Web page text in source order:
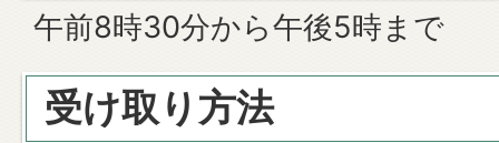
午前8時30分から午後5時まで
受け取り方法